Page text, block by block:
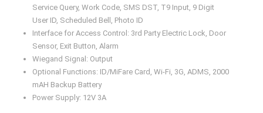
Service Query, Work Code, SMS DST, T9 Input, 9 Digit
User ID, Scheduled Bell, Photo ID
Interface for Access Control: 3rd Party Electric Lock, Door
Sensor, Exit Button, Alarm
Wiegand Signal: Output
Optional Functions: ID/MiFare Card, Wi-Fi, 3G, ADMS, 2000
mAH Backup Battery
Power Supply: 12V 3A